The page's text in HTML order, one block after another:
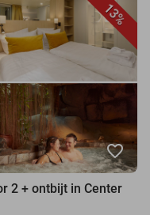
13%
favorite_border
2 + ontbijt in Center